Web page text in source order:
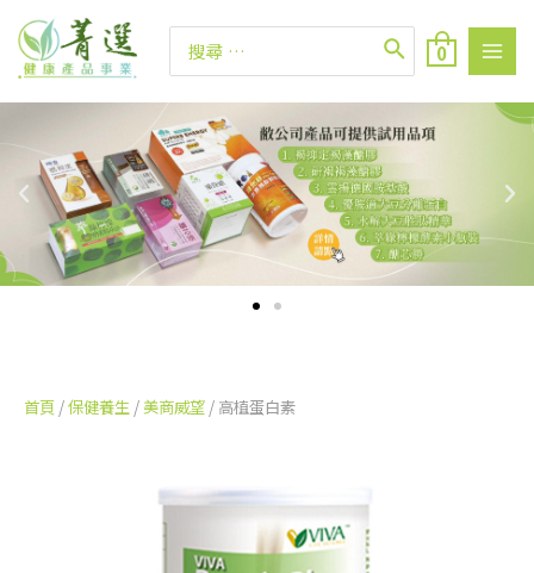
0
首頁 /保健養生 /美商威望 / 高植蛋白素